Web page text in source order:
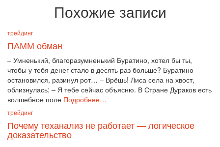
Похожие записи
трейдинг
ПАММ обман
– Умненький, благоразумненький Буратино, хотел бы ты,
чтобы у тебя денег стало в десять раз больше? Буратино
остановился, разинул рот… – Врёшь! Лиса села на хвост,
облизнулась: – Я тебе сейчас объясню. В Стране Дураков есть
волшебное поле Подробнее…
трейдинг
Почему теханализ не работает — логическое
доказательство